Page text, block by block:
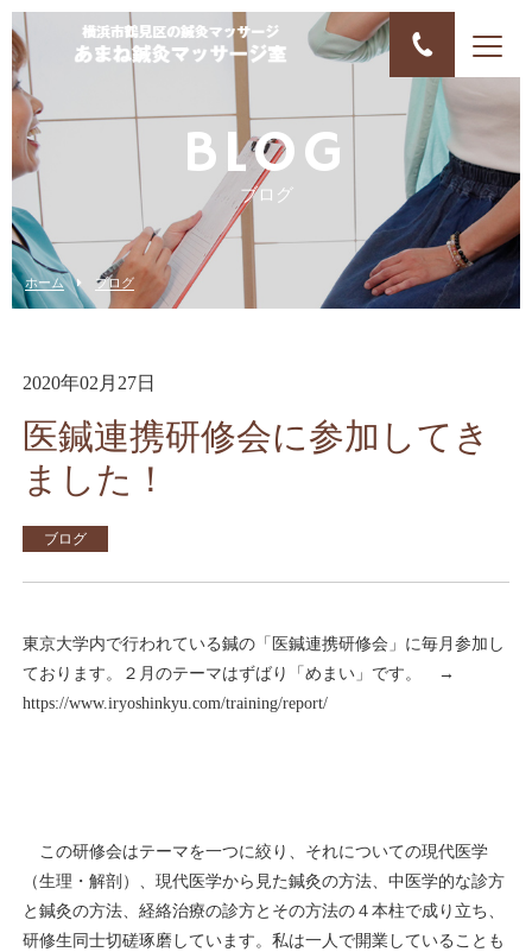
BLOG
ブログ
ホーム ブログ
2020年02月27日
医鍼連携研修会に参加してき
ました！
ブログ
東京大学内で行われている鍼の「医鍼連携研修会」に毎月参加し
ております。２月のテーマはずばり「めまい」です。 →
https://www.iryoshinkyu.com/training/report/
この研修会はテーマを一つに絞り、それについての現代医学
（生理・解剖）、現代医学から見た鍼灸の方法、中医学的な診方
と鍼灸の方法、経絡治療の診方とその方法の４本柱で成り立ち、
研修生同士切磋琢磨しています。私は一人で開業していることも